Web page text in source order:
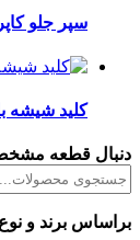
سپر جلو
کلید شیشه
دنبال قطعه
براساس برند و